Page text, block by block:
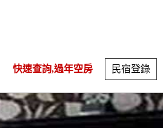
快速查詢,過年空房 民宿登錄